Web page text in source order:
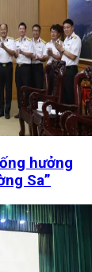
hưởng
Sa”